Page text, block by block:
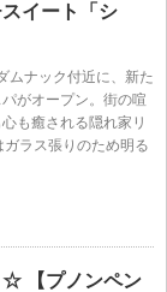
イート「シ
ムナック付近に、新た
がオープン。街の喧
も癒される隠れ家リ
ラス張りのため明る
☆ 【プノンペン